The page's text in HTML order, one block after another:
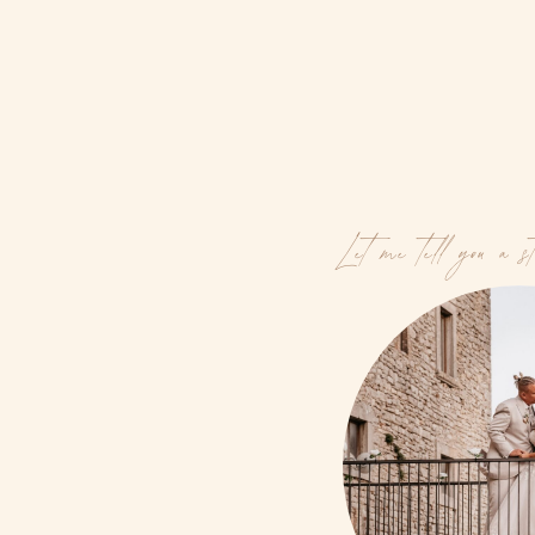
Let me tell you a